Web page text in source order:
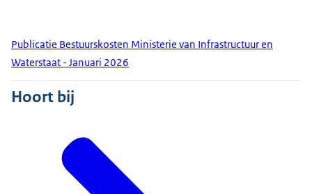
Publicatie Bestuurskosten Ministerie van Infrastructuur en
Waterstaat - Januari 2026
Hoort bij